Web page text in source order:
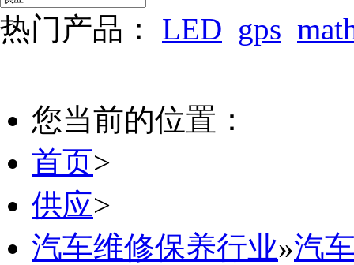
热门产品： LED gps
您当前的位置：
首页>
供应>
汽车维修保养行业»汽